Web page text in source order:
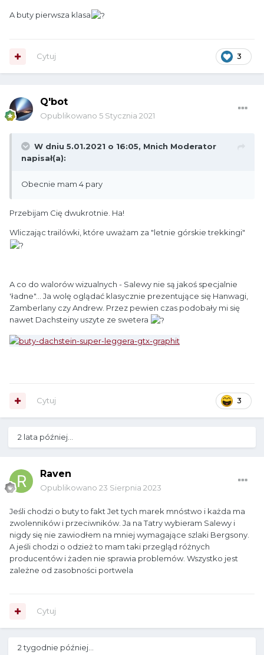
A buty pierwsza klasa
3
Cytuj
Q'bot
Opublikowano 5 Stycznia 2021
W dniu 5.01.2021 o 16:05, Mnich Moderator
napisał(a):
Obecnie mam 4 pary
Przebijam Cię dwukrotnie. Ha!
Wliczając trailówki, które uważam za "letnie górskie trekkingi"
A co do walorów wizualnych - Salewy nie są jakoś specjalnie
'ładne"... Ja wolę oglądać klasycznie prezentujące się Hanwagi,
Zamberlany czy Andrew. Przez pewien czas podobały mi się
nawet Dachsteiny uszyte ze swetera
3
Cytuj
2 lata później...
Raven
Opublikowano 23 Sierpnia 2023
Jeśli chodzi o buty to fakt Jet tych marek mnóstwo i każda ma
zwolenników i przeciwników. Ja na Tatry wybieram Salewy i
nigdy się nie zawiodłem na mniej wymagające szlaki Bergsony.
A jeśli chodzi o odzież to mam taki przegląd różnych
producentów i żaden nie sprawia problemów. Wszystko jest
zależne od zasobności portwela
Cytuj
2 tygodnie później...